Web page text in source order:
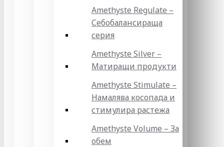
Amethyste Regulate –
Себобалансираща
серия
Amethyste Silver –
Матиращи продукти
Amethyste Stimulate –
Намалява косопада и
стимулира растежа
Amethyste Volume – За
обем